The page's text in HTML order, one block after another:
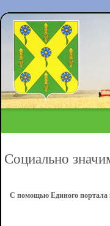
Социально
С помощью Единого портала